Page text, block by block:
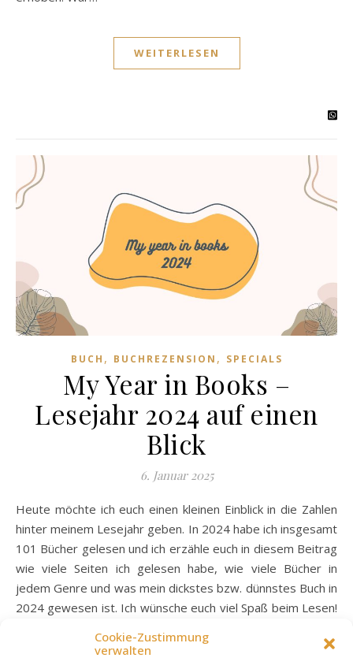
Cookie-Zustimmung
verwalten
WEITERLESEN
BUCH , BUCHREZENSION , SPECIALS
My Year in Books –
Lesejahr 2024 auf einen
Blick
6. Januar 2025
Heute möchte ich euch einen kleinen Einblick in die Zahlen
hinter meinem Lesejahr geben. In 2024 habe ich insgesamt
101 Bücher gelesen und ich erzähle euch in diesem Beitrag
wie viele Seiten ich gelesen habe, wie viele Bücher in
jedem Genre und was mein dickstes bzw. dünnstes Buch in
2024 gewesen ist. Ich wünsche euch viel Spaß beim Lesen!
ein Buch sowohl gelesen als Printexemplar, aber auch das